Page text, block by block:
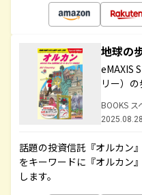
地球の
eMAXIS
リー）
BOOKS ス
話題の投資信託『オルカン
をキーワードに『オルカン
します。